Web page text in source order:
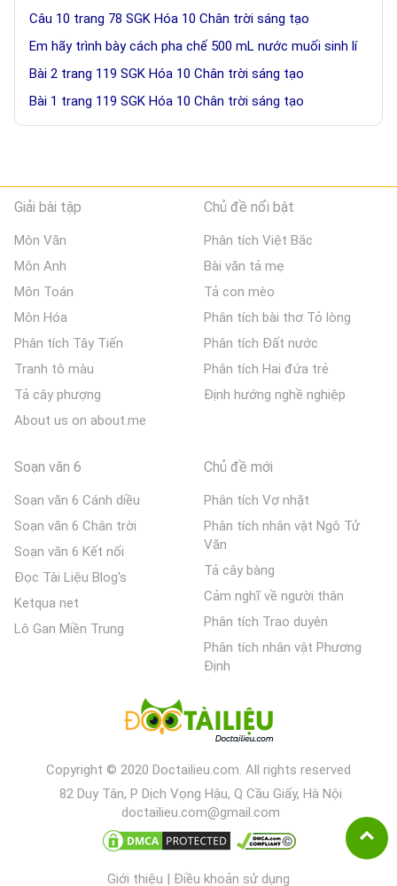
Câu 10 trang 78 SGK Hóa 10 Chân trời sáng tạo
Em hãy trình bày cách pha chế 500 mL nước muối sinh lí
Bài 2 trang 119 SGK Hóa 10 Chân trời sáng tạo
Bài 1 trang 119 SGK Hóa 10 Chân trời sáng tạo
Giải bài tập
Môn Văn
Môn Anh
Môn Toán
Môn Hóa
Phân tích Tây Tiến
Tranh tô màu
Tả cây phượng
About us on about.me
Chủ đề nổi bật
Phân tích Việt Bắc
Bài văn tả mẹ
Tả con mèo
Phân tích bài thơ Tỏ lòng
Phân tích Đất nước
Phân tích Hai đứa trẻ
Định hướng nghề nghiệp
Soạn văn 6
Soạn văn 6 Cánh diều
Soạn văn 6 Chân trời
Soạn văn 6 Kết nối
Đọc Tài Liệu Blog's
Ketqua net
Lô Gan Miền Trung
Chủ đề mới
Phân tích Vợ nhặt
Phân tích nhân vật Ngô Tử
Văn
Tả cây bàng
Cảm nghĩ về người thân
Phân tích Trao duyên
Phân tích nhân vật Phương
Định
Copyright © 2020 Doctailieu.com. All rights reserved
82 Duy Tân, P Dịch Vọng Hậu, Q Cầu Giấy, Hà Nội
doctailieu.com@gmail.com
Giới thiệu | Điều khoản sử dụng